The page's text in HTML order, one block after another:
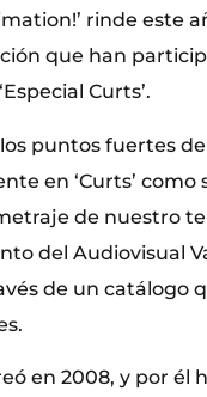
rinde este
que han
Curts’.
puntos fuertes
en ‘Curts’
de nuestro
del Audiovisual
de un catálogo
en 2008, y por